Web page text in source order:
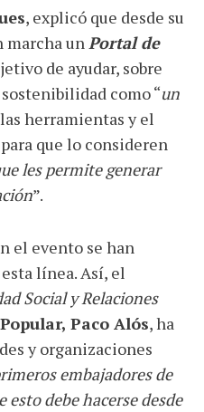
, explicó que desde su
marcha unPortal de
de ayudar, sobre
como “un
herramientas y el
que lo consideren
les permite generar
”.
el evento se han
línea. Así, el
Social y Relaciones
Paco Alós, ha
y organizaciones
embajadores de
esto debe hacerse desde